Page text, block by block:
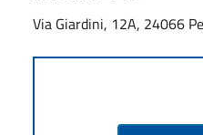
Via Giardini, 12A, 24066